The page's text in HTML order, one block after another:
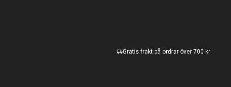
Gratis frakt på ordrar över 700 kr